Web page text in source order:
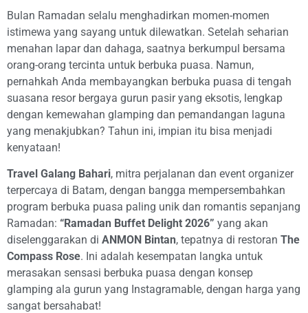
Bulan Ramadan selalu menghadirkan momen-momen
istimewa yang sayang untuk dilewatkan. Setelah seharian
menahan lapar dan dahaga, saatnya berkumpul bersama
orang-orang tercinta untuk berbuka puasa. Namun,
pernahkah Anda membayangkan berbuka puasa di tengah
suasana resor bergaya gurun pasir yang eksotis, lengkap
dengan kemewahan glamping dan pemandangan laguna
yang menakjubkan? Tahun ini, impian itu bisa menjadi
kenyataan!
Travel Galang Bahari, mitra perjalanan dan event organizer
terpercaya di Batam, dengan bangga mempersembahkan
program berbuka puasa paling unik dan romantis sepanjang
Ramadan: “Ramadan Buffet Delight 2026” yang akan
diselenggarakan di ANMON Bintan, tepatnya di restoran The
Compass Rose. Ini adalah kesempatan langka untuk
merasakan sensasi berbuka puasa dengan konsep
glamping ala gurun yang Instagramable, dengan harga yang
sangat bersahabat!